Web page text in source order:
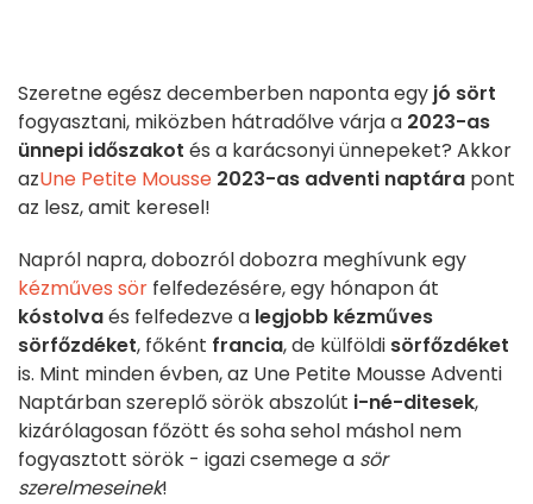
Szeretne egész decemberben naponta egy jó sört
fogyasztani, miközben hátradőlve várja a 2023-as
ünnepi időszakot és a karácsonyi ünnepeket? Akkor
azUne Petite Mousse 2023-as adventi naptára pont
az lesz, amit keresel!
Napról napra, dobozról dobozra meghívunk egy
kézműves sör felfedezésére, egy hónapon át
kóstolvaés felfedezve a legjobb kézműves
sörfőzdéket, főként francia, de külföldi sörfőzdéket
is. Mint minden évben, az Une Petite Mousse Adventi
Naptárban szereplő sörök abszolút i-né-ditesek,
kizárólagosan főzött és soha sehol máshol nem
fogyasztott sörök - igazi csemege a sör
szerelmeseinek!